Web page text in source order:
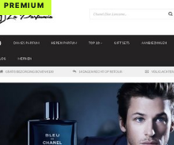
PREMIUM